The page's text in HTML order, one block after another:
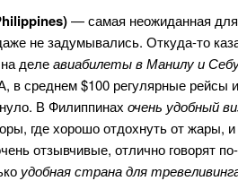
содержимому
содержимому
— самая неожиданная
не задумывались. Откуда-то
делеавиабилеты в Манилу и
среднем $100 регулярные рейсы
В Филиппинах очень удобный
где хорошо отдохнуть от жары, и
отзывчивые, отлично говорят
удобная страна для